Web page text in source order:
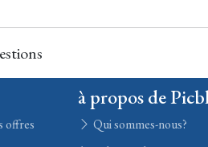
offres
à propos de
Qui sommes-nous?